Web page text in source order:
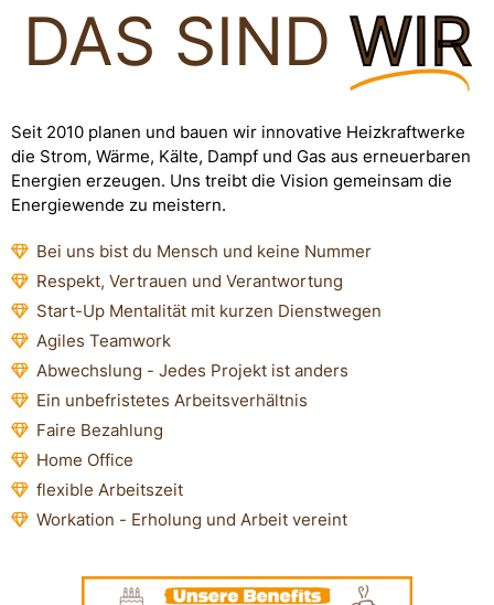
DAS SIND WIR
Seit 2010 planen und bauen wir innovative Heizkraftwerke
die Strom, Wärme, Kälte, Dampf und Gas aus erneuerbaren
Energien erzeugen. Uns treibt die Vision gemeinsam die
Energiewende zu meistern.
Bei uns bist du Mensch und keine Nummer
Respekt, Vertrauen und Verantwortung
Start-Up Mentalität mit kurzen Dienstwegen
Agiles Teamwork
Abwechslung - Jedes Projekt ist anders
Ein unbefristetes Arbeitsverhältnis
Faire Bezahlung
Home Office
flexible Arbeitszeit
Workation - Erholung und Arbeit vereint